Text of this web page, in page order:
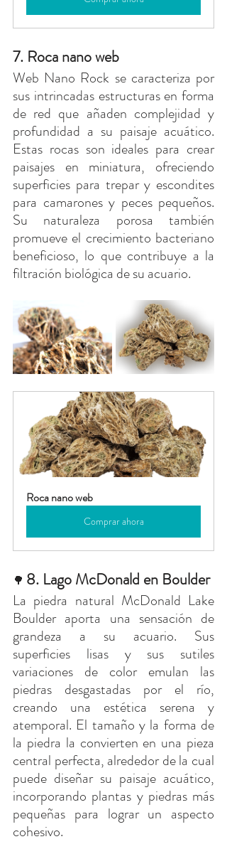
7. Roca nano web
Web Nano Rock se caracteriza por
sus intrincadas estructuras en forma
de red que añaden complejidad y
profundidad a su paisaje acuático.
Estas rocas son ideales para crear
paisajes en miniatura, ofreciendo
superficies para trepar y escondites
para camarones y peces pequeños.
Su naturaleza porosa también
promueve el crecimiento bacteriano
beneficioso, lo que contribuye a la
filtración biológica de su acuario.
Roca nano web
Comprar ahora
🌳 8. Lago McDonald en Boulder
La piedra natural McDonald Lake
Boulder aporta una sensación de
grandeza a su acuario. Sus
superficies lisas y sus sutiles
variaciones de color emulan las
piedras desgastadas por el río,
creando una estética serena y
atemporal. El tamaño y la forma de
la piedra la convierten en una pieza
central perfecta, alrededor de la cual
puede diseñar su paisaje acuático,
incorporando plantas y piedras más
pequeñas para lograr un aspecto
cohesivo.